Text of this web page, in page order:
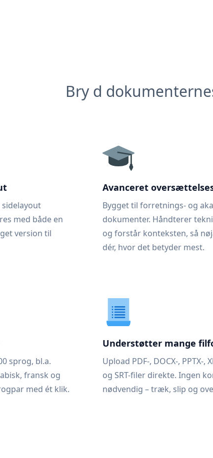
Bry d
med både en
version til
Avanceret
Bygget til forretnings- og
dokumenter. Håndterer
og forstår konteksten, så
dér, hvor det betyder mest.
sprog, bl.a.
fransk og
med ét klik.
Understøtter mange
Upload PDF-, DOCX-, PPTX-,
og SRT-filer direkte. Ingen
nødvendig – træk, slip og